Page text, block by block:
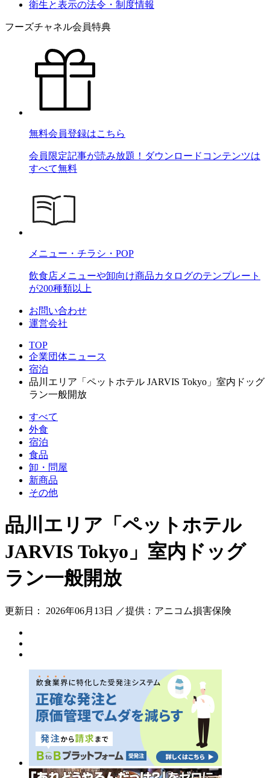
衛生と表示の法令・制度情報
フーズチャネル会員特典
無料会員登録はこちら
会員限定記事が読み放題！ダウンロードコンテンツは
すべて無料
メニュー・チラシ・POP
飲食店メニューや卸向け商品カタログのテンプレート
が200種類以上
お問い合わせ
運営会社
TOP
企業団体ニュース
宿泊
品川エリア「ペットホテル JARVIS Tokyo」室内ドッグ
ラン一般開放
すべて
外食
宿泊
食品
卸・問屋
新商品
その他
品川エリア「ペットホテル
JARVIS Tokyo」室内ドッグ
ラン一般開放
更新日： 2026年06月13日 ／提供：アニコム損害保険